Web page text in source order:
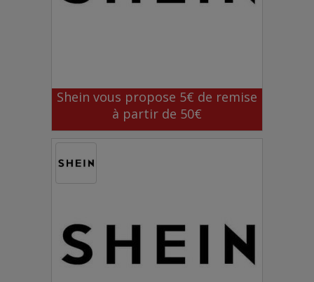
Shein vous propose 5€ de remise
à partir de 50€